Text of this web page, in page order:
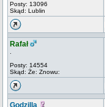
Posty: 13096
Skąd: Lublin
Rafał
Posty: 14554
Skąd: Że: Znowu:
Godzilla